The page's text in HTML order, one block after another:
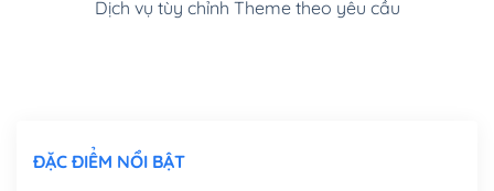
Cài đặt SMTP Mail cho site Wordpress(+100,000₫)
Mua thêm Host + Tên miền
Dịch vụ tùy chỉnh Theme theo yêu cầu
ĐẶC ĐIỂM NỔI BẬT